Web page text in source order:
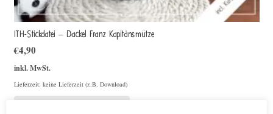
ITH-Stickdatei – Dackel Franz Kapitänsmütze
€4,90
inkl. MwSt.
Lieferzeit: keine Lieferzeit (z.B. Download)